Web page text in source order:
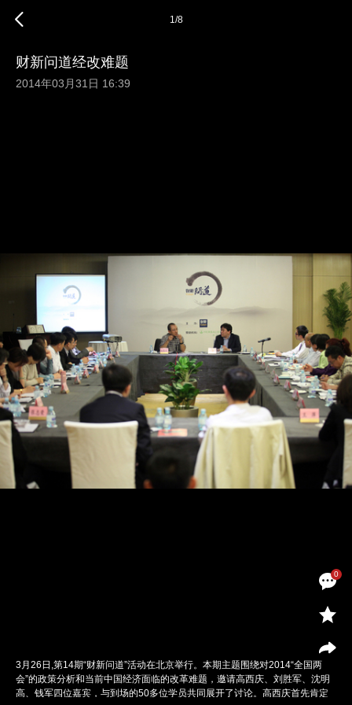
0
1/8
财新问道经改难题
2014年03月31日 16:39
3月26日,第14期“财新问道”活动在北京举行。本期主题围绕对2014“全国两
会”的政策分析和当前中国经济面临的改革难题，邀请高西庆、刘胜军、沈明
高、钱军四位嘉宾，与到场的50多位学员共同展开了讨论。高西庆首先肯定